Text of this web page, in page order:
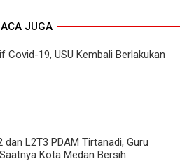
JUGA
Covid-19, USU Kembali Berlakukan
dan L2T3 PDAM Tirtanadi, Guru
Kota Medan Bersih